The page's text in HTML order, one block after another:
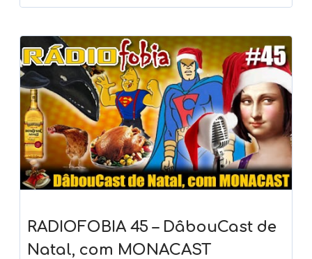
RADIOFOBIA 45 – DâbouCast de
Natal, com MONACAST